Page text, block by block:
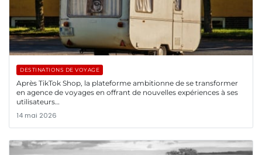
DESTINATIONS DE VOYAGE
Après TikTok Shop, la plateforme ambitionne de se transformer
en agence de voyages en offrant de nouvelles expériences à ses
utilisateurs…
14 mai 2026